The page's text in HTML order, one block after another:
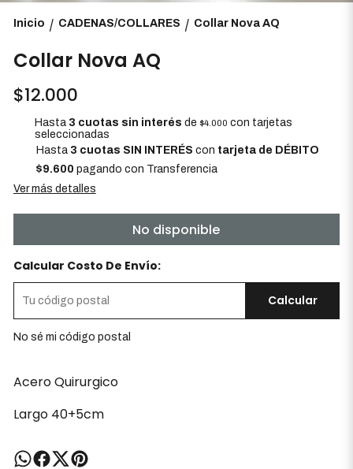
Inicio / CADENAS/COLLARES / Collar Nova AQ
Collar Nova AQ
$12.000
Hasta 3 cuotas sin interés de $4.000 con tarjetas
seleccionadas
Hasta 3 cuotas SIN INTERÉS con tarjeta de DÉBITO
$9.600 pagando con Transferencia
Ver más detalles
No disponible
Calcular Costo De Envío:
Calcular
No sé mi código postal
Acero Quirurgico
Largo 40+5cm